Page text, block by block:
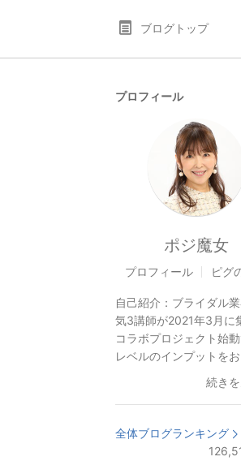
ブログトップ
プロフィール
ポジ魔女
プロフィール ピグ
自己紹介： ブライダル
気3講師が2021年3月に
コラボプロジェクト始動
レベルのインプットを
続き
全体ブログランキング